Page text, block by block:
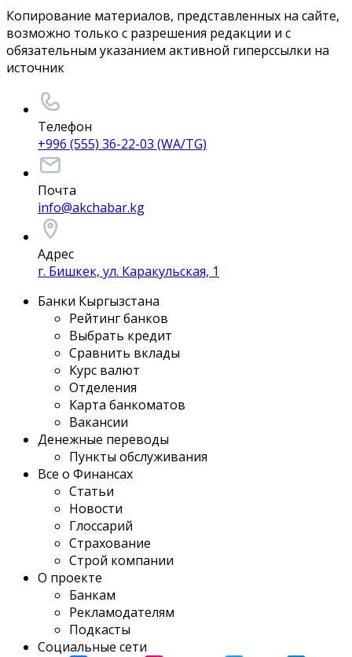
Копирование материалов, представленных на сайте,
возможно только с разрешения редакции и с
обязательным указанием активной гиперссылки на
источник
Телефон
+996 (555) 36-22-03 (WA/TG)
Почта
info@akchabar.kg
Адрес
г. Бишкек, ул. Каракульская, 1
Банки Кыргызстана
Рейтинг банков
Выбрать кредит
Сравнить вклады
Курс валют
Отделения
Карта банкоматов
Вакансии
Денежные переводы
Пункты обслуживания
Все о Финансах
Статьи
Новости
Глоссарий
Страхование
Строй компании
О проекте
Банкам
Рекламодателям
Подкасты
Социальные сети